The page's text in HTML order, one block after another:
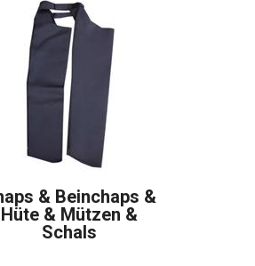
& Beinchaps &
Hüte & Mützen &
Schals